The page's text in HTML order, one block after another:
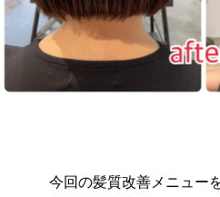
今回の髪質改善メニュー